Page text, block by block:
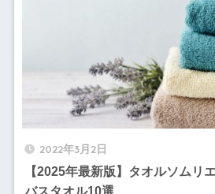
2022年3月2日
【2025年最新版】タオルソムリ